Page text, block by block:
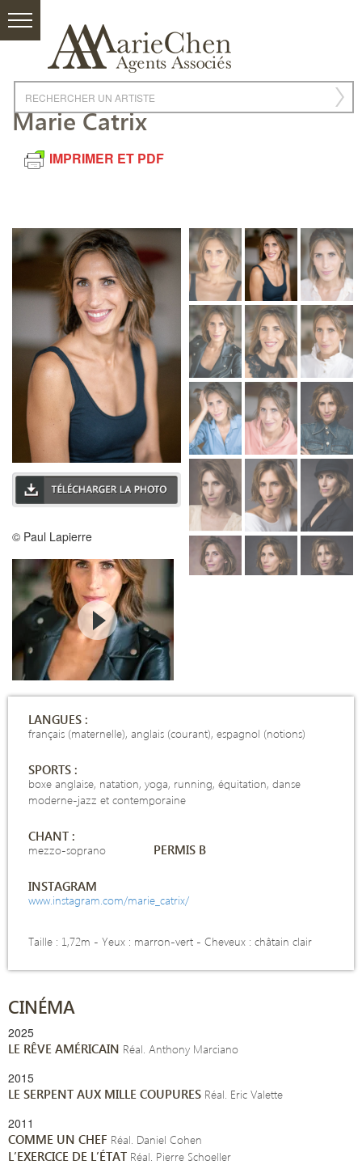
Marie Catrix
IMPRIMER ET PDF
© Paul Lapierre
LANGUES :
français (maternelle), anglais (courant), espagnol (notions)
SPORTS :
boxe anglaise, natation, yoga, running, équitation, danse
moderne-jazz et contemporaine
CHANT :
mezzo-soprano PERMIS B
INSTAGRAM
www.instagram.com/marie_catrix/
Taille : 1,72m - Yeux : marron-vert - Cheveux : châtain clair
CINÉMA
2025
LE RÊVE AMÉRICAIN Réal. Anthony Marciano
2015
LE SERPENT AUX MILLE COUPURES Réal. Eric Valette
2011
COMME UN CHEF Réal. Daniel Cohen
L’EXERCICE DE L’ÉTAT Réal. Pierre Schoeller